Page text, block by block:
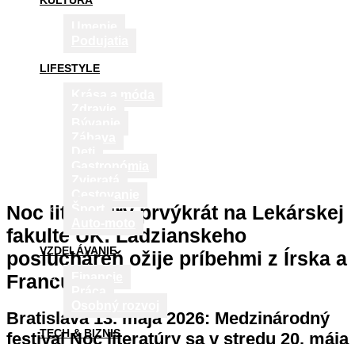
LIFESTYLE
VZDELÁVANIE
TECH & BIZNIS
Noc literatúry prvýkrát na Lekárskej
fakulte UK: Ladzianskeho
poslucháreň ožije príbehmi z Írska a
Francúzska
Bratislava 13. mája 2026: Medzinárodný
festival Noc literatúry sa v stredu 20. mája